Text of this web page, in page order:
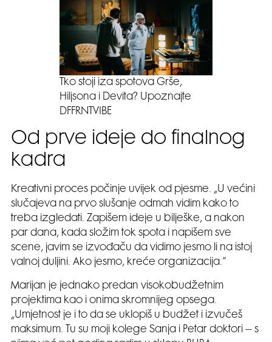
Tko stoji iza spotova Grše,
Hiljsona i Devita? Upoznajte
DFFRNTVIBE
Od prve ideje do finalnog
kadra
Kreativni proces počinje uvijek od pjesme. „U većini
slučajeva na prvo slušanje odmah vidim kako to
treba izgledati. Zapišem ideje u bilješke, a nakon
par dana, kada složim tok spota i napišem sve
scene, javim se izvođaču da vidimo jesmo li na istoj
valnoj duljini. Ako jesmo, kreće organizacija.”
Marijan je jednako predan visokobudžetnim
projektima kao i onima skromnijeg opsega.
„Umjetnost je i to da se uklopiš u budžet i izvučeš
maksimum. Tu su moji kolege Sanja i Petar doktori – s